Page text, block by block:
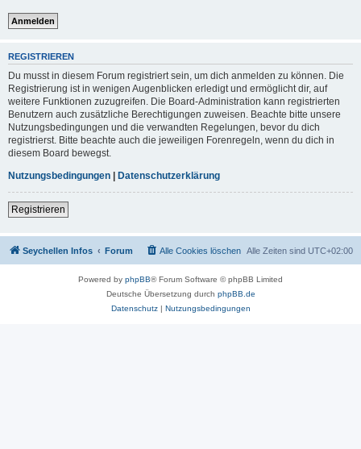
REGISTRIEREN
Du musst in diesem Forum registriert sein, um dich anmelden zu können. Die
Registrierung ist in wenigen Augenblicken erledigt und ermöglicht dir, auf
weitere Funktionen zuzugreifen. Die Board-Administration kann registrierten
Benutzern auch zusätzliche Berechtigungen zuweisen. Beachte bitte unsere
Nutzungsbedingungen und die verwandten Regelungen, bevor du dich
registrierst. Bitte beachte auch die jeweiligen Forenregeln, wenn du dich in
diesem Board bewegst.
Nutzungsbedingungen | Datenschutzerklärung
Registrieren
Seychellen Infos Forum Alle Zeiten sind UTC+02:00
Alle Cookies löschen
Powered by phpBB® Forum Software © phpBB Limited
Deutsche Übersetzung durch phpBB.de
Datenschutz| Nutzungsbedingungen